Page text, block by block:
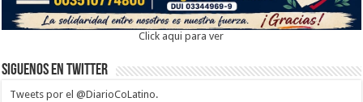
Click aqui para ver
Siguenos en twitter
Tweets por el @DiarioCoLatino.